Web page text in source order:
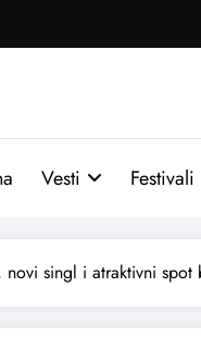
Vesti Festivali
novi singl i atraktivni spot